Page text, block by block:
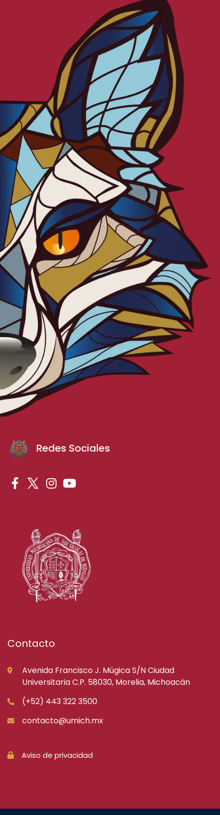
Redes Sociales
Contacto
Avenida Francisco J. Múgica S/N Ciudad
Universitaria C.P. 58030, Morelia, Michoacán
(+52) 443 322 3500
contacto@umich.mx
Aviso de privacidad